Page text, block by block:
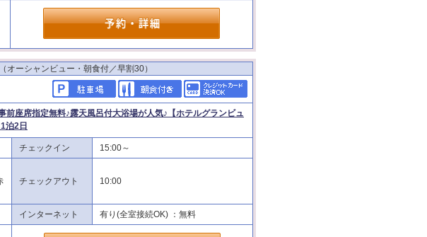
オーシャンビュー・朝食付／早割30）
前座席指定無料♪露天風呂付大浴場が人気♪【ホテルグランビュ
泊2日
チェックイン 15:00～
チェックアウト 10:00
インターネット 有り(全室接続OK) ：無料